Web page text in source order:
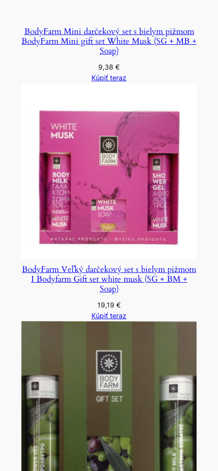
BodyFarm Mini darčekový set s bielym pižmom
BodyFarm Mini gift set White Musk (SG + MB +
Soap)
9,38 €
Kúpiť teraz
BodyFarm Veľký darčekový set s bielym pižmom
I Bodyfarm Gift set white musk (SG + BM +
Soap)
19,19 €
Kúpiť teraz